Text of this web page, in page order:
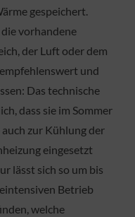
gespeichert.
vorhandene
der Luft oder dem
und
Das technische
dass sie im Sommer
zur Kühlung der
eingesetzt
lässt sich so um bis
Betrieb
welche